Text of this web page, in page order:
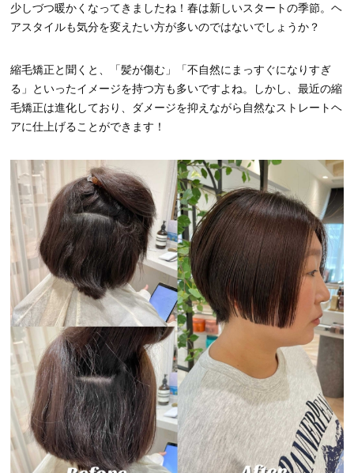
少しづつ暖かくなってきましたね！春は新しいスタートの季節。ヘ
アスタイルも気分を変えたい方が多いのではないでしょうか？
縮毛矯正と聞くと、「髪が傷む」「不自然にまっすぐになりすぎ
る」といったイメージを持つ方も多いですよね。しかし、最近の縮
毛矯正は進化しており、ダメージを抑えながら自然なストレートヘ
アに仕上げることができます！